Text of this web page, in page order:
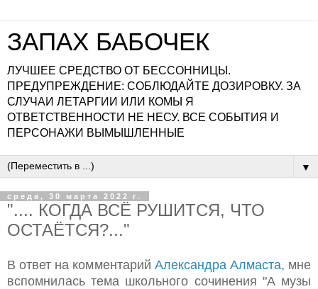
ЗАПАХ БАБОЧЕК
ЛУЧШЕЕ СРЕДСТВО ОТ БЕССОННИЦЫ.
ПРЕДУПРЕЖДЕНИЕ: СОБЛЮДАЙТЕ ДОЗИРОВКУ. ЗА
СЛУЧАИ ЛЕТАРГИИ ИЛИ КОМЫ Я
ОТВЕТСТВЕННОСТИ НЕ НЕСУ. ВСЕ СОБЫТИЯ И
ПЕРСОНАЖИ ВЫМЫШЛЕННЫЕ
▼
среда, 30 марта 2022 г.
".... КОГДА ВСЁ РУШИТСЯ, ЧТО
ОСТАЁТСЯ?..."
В ответ на комментарий Александра Алмаста, мне
вспомнилась тема школьного сочинения "А музы